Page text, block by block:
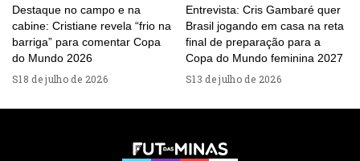
Destaque no campo e na
cabine: Cristiane revela “frio na
barriga” para comentar Copa
do Mundo 2026
18 de julho de 2026
Entrevista: Cris Gambaré quer
Brasil jogando em casa na reta
final de preparação para a
Copa do Mundo feminina 2027
13 de julho de 2026